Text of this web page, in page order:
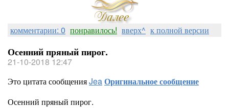
комментарии: 0 понравилось! вверх^ к полной версии
Осенний пряный пирог.
21-10-2018 12:47
Это цитата сообщенияJeaОригинальное сообщение
Осенний пряный пирог.